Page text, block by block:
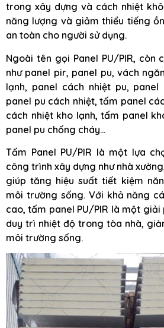
trong xây dựng và cách nhiệt
năng lượng và giảm thiểu tiếng
an toàn cho người sử dụng.
Ngoài tên gọi Panel PU/PIR, còn
như panel pir, panel pu, vách
lạnh, panel cách nhiệt pu, panel
panel pu cách nhiệt, tấm panel
cách nhiệt kho lạnh, tấm panel
panel pu chống cháy…
Tấm Panel PU/PIR là một lựa
công trình xây dựng như nhà
giúp tăng hiệu suất tiết kiệm
môi trường sống. Với khả năng
cao, tấm panel PU/PIR là một
duy trì nhiệt độ trong tòa nhà,
môi trường sống.